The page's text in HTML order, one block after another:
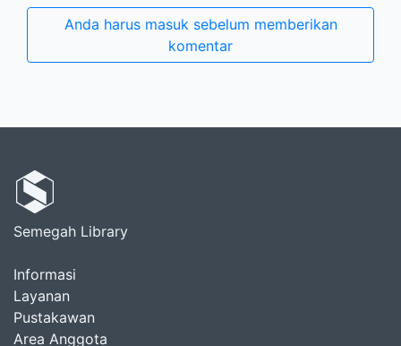
Anda harus masuk sebelum memberikan
komentar
Semegah Library
Informasi
Layanan
Pustakawan
Area Anggota